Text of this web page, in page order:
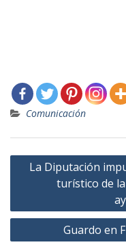
Comunicación
Navegación
La Diputación
turístico de
Guardo en